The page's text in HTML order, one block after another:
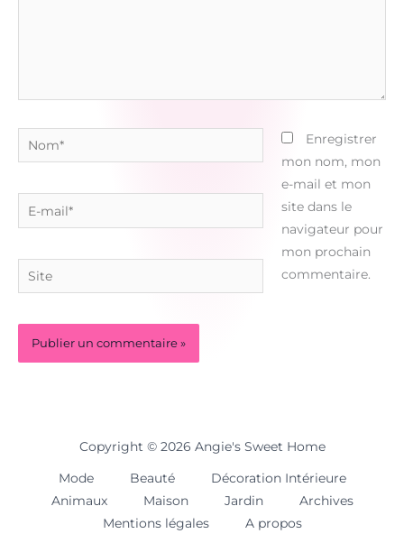
Nom*
E-
mail*
Site
Enregistrer
mon nom, mon
e-mail et mon
site dans le
navigateur pour
mon prochain
commentaire.
Copyright © 2026 Angie's Sweet Home
Mode Beauté
Décoration Intérieure
Animaux
Maison Jardin
Archives
Mentions légales
A propos